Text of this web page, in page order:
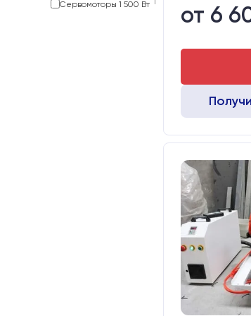
Сервомоторы 1 500 Вт
от 6